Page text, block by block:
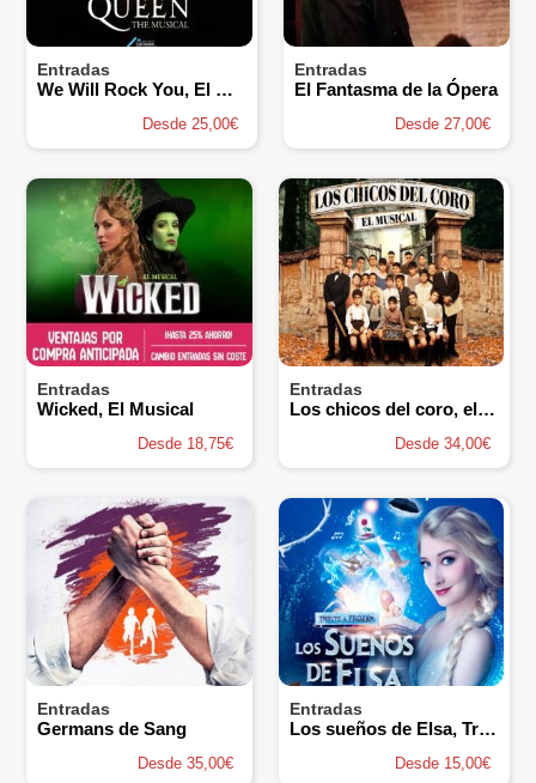
Entradas
We Will Rock You, El musical
Desde 25,00€
Entradas
El Fantasma de la Ópera
Desde 27,00€
Entradas
Wicked, El Musical
Desde 18,75€
Entradas
Los chicos del coro, el Musical
Desde 34,00€
Entradas
Germans de Sang
Desde 35,00€
Entradas
Los sueños de Elsa, Tributo a Frozen
Desde 15,00€